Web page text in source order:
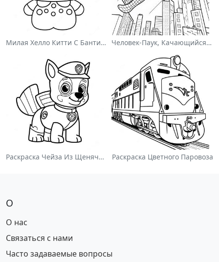
Милая Хелло Китти С Бантиком - Раскраска Человек-Паук, Качающийся По Городу - Раскраска
Раскраска Чейза Из Щенячьего Патруля Раскраска Цветного Паровоза
О
О нас
Связаться с нами
Часто задаваемые вопросы